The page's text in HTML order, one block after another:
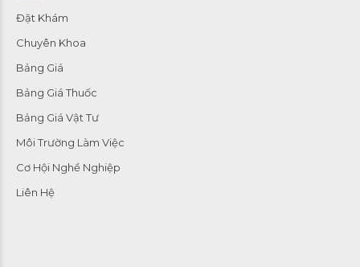
Đặt Khám
Chuyên Khoa
Bảng Giá
Bảng Giá Thuốc
Bảng Giá Vật Tư
Môi Trường Làm Việc
Cơ Hội Nghề Nghiệp
Liên Hệ